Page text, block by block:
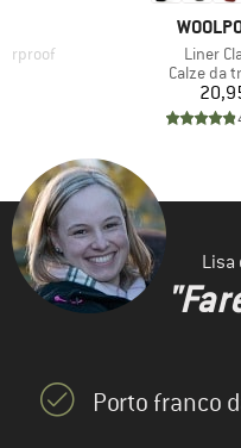
Articolo
Liner
Gruppo di
Calze da
Lisa
Porto franco